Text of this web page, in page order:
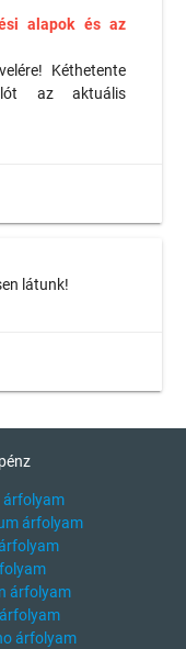
alapok és az
Kéthetente
az aktuális
látunk!
árfolyam
árfolyam
árfolyam
árfolyam